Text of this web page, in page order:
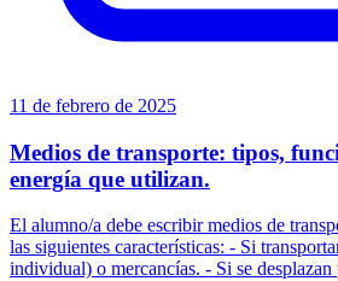
11 de febrero de 2025
Medios de transporte: tipos,
energía que utilizan.
El alumno/a debe escribir medios de
las siguientes características: - Si
individual) o mercancías. - Si se